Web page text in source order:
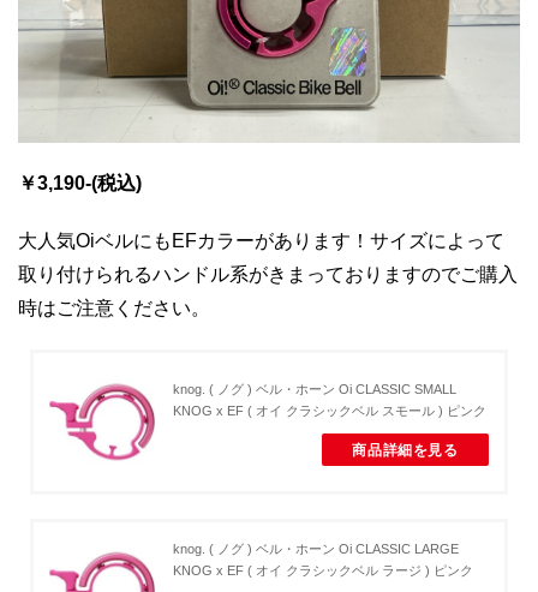
￥3,190-(税込)
大人気OiベルにもEFカラーがあります！サイズによって
取り付けられるハンドル系がきまっておりますのでご購入
時はご注意ください。
knog. ( ノグ ) ベル・ホーン Oi CLASSIC SMALL
KNOG x EF ( オイ クラシックベル スモール ) ピンク
商品詳細を見る
knog. ( ノグ ) ベル・ホーン Oi CLASSIC LARGE
KNOG x EF ( オイ クラシックベル ラージ ) ピンク